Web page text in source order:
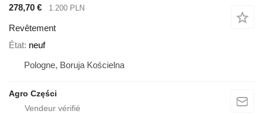
278,70 € 1.200 PLN
Revêtement
État neuf
Pologne, Boruja Kościelna
Agro Części